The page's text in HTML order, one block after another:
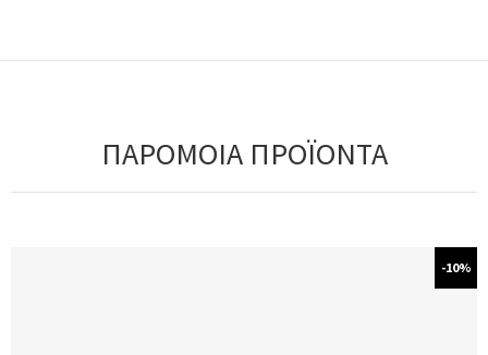
ΠΑΡΟΜΟΙΑ ΠΡΟΪΟΝΤΑ
-10%